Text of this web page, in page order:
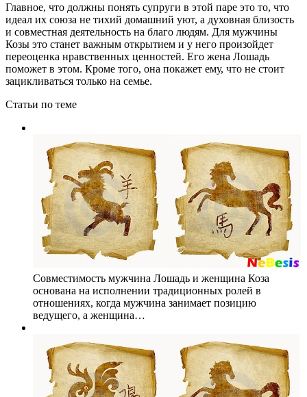
Главное, что должны понять супруги в этой паре это то, что
идеал их союза не тихий домашний уют, а духовная близость
и совместная деятельность на благо людям. Для мужчины
Козы это станет важным открытием и у него произойдет
переоценка нравственных ценностей. Его жена Лошадь
поможет в этом. Кроме того, она покажет ему, что не стоит
зацикливаться только на семье.
Статьи по теме
Совместимость мужчина Лошадь и женщина Коза
основана на исполнении традиционных ролей в
отношениях, когда мужчина занимает позицию
ведущего, а женщина…